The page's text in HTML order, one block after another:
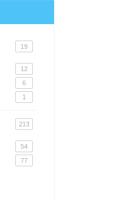
19
12
6
1
213
54
77